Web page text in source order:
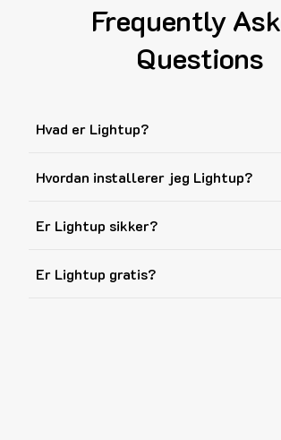
Frequently
Questions
Hvad er Lightup?
Hvordan installerer jeg Lightup?
Er Lightup sikker?
Er Lightup gratis?